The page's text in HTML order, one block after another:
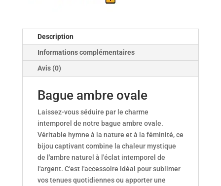
Description
Informations complémentaires
Avis (0)
Bague ambre ovale
Laissez-vous séduire par le charme
intemporel de notre bague ambre ovale.
Véritable hymne à la nature et à la féminité, ce
bijou captivant combine la chaleur mystique
de l'ambre naturel à l'éclat intemporel de
l'argent. C'est l'accessoire idéal pour sublimer
vos tenues quotidiennes ou apporter une